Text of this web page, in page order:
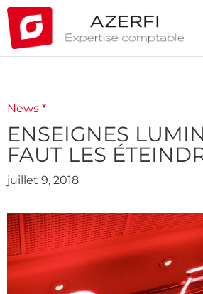
News *
ENSEIGNES
FAUT LES
juillet 9, 2018